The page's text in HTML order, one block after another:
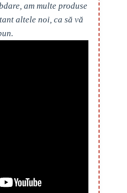
am multe produse
altele noi, ca să vă